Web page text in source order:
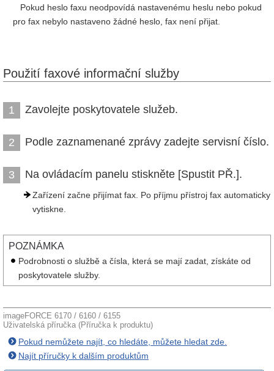
Pokud heslo faxu neodpovídá nastavenému heslu nebo pokud
pro fax nebylo nastaveno žádné heslo, fax není přijat.
Použití faxové informační služby
1 Zavolejte poskytovatele služeb.
2 Podle zaznamenané zprávy zadejte servisní číslo.
3 Na ovládacím panelu stiskněte [Spustit PŘ.].
Zařízení začne přijímat fax. Po příjmu přístroj fax automaticky
vytiskne.
POZNÁMKA
Podrobnosti o službě a čísla, která se mají zadat, získáte od
poskytovatele služby.
imageFORCE 6170 / 6160 / 6155
Uživatelská příručka (Příručka k produktu)
Pokud nemůžete najít, co hledáte, můžete hledat zde.
Najít příručky k dalším produktům